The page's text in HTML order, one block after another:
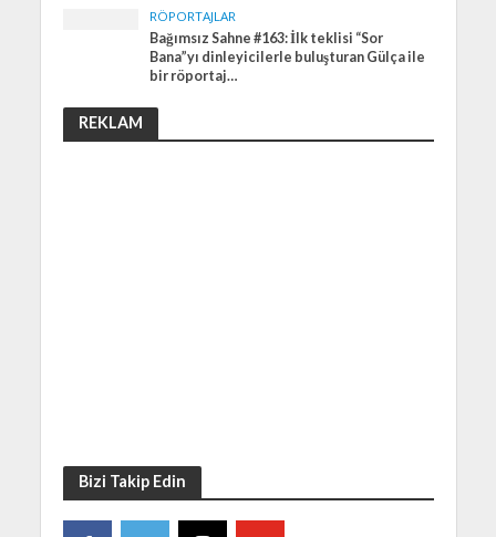
RÖPORTAJLAR
Bağımsız Sahne #163: İlk teklisi “Sor
Bana”yı dinleyicilerle buluşturan Gülça ile
bir röportaj…
REKLAM
Bizi Takip Edin